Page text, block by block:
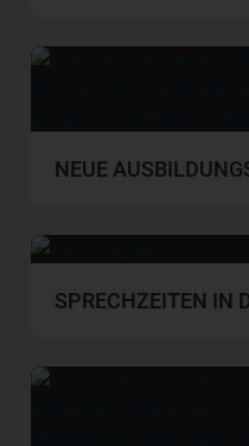
NEUE
SPRECHZEITEN IN